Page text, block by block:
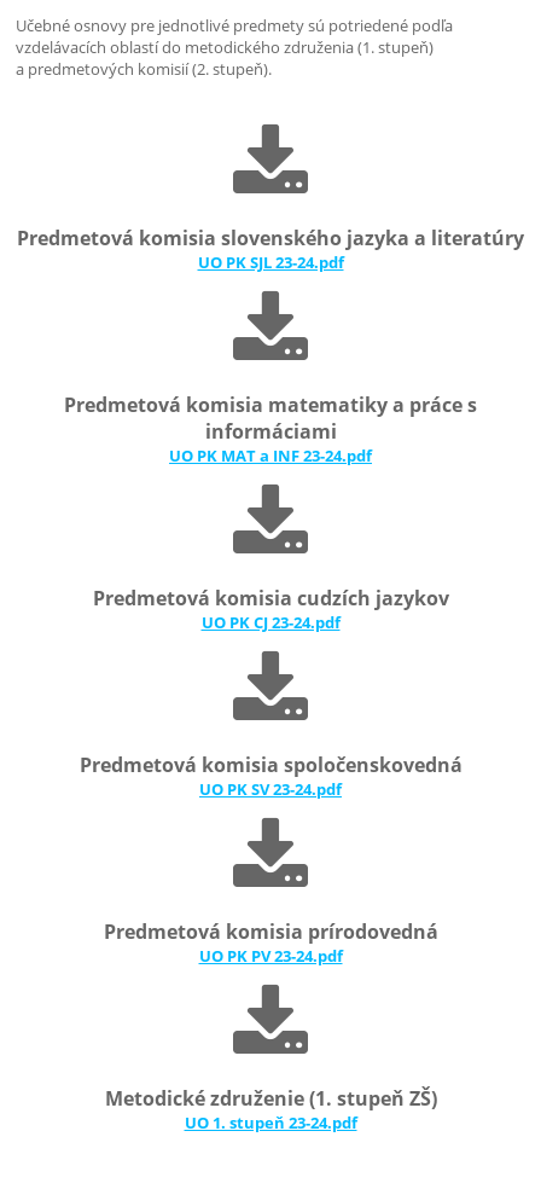
Učebné osnovy pre jednotlivé predmety sú potriedené podľa
vzdelávacích oblastí do metodického združenia (1. stupeň)
a predmetových komisií (2. stupeň).
Predmetová komisia slovenského jazyka a literatúry
UO PK SJL 23-24.pdf
Predmetová komisia matematiky a práce s
informáciami
UO PK MAT a INF 23-24.pdf
Predmetová komisia cudzích jazykov
UO PK CJ 23-24.pdf
Predmetová komisia spoločenskovedná
UO PK SV 23-24.pdf
Predmetová komisia prírodovedná
UO PK PV 23-24.pdf
Metodické združenie (1. stupeň ZŠ)
UO 1. stupeň 23-24.pdf